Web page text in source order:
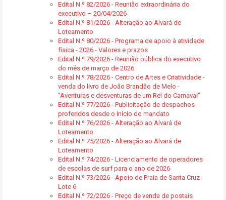
Edital N.º 82/2026 - Reunião extraordinária do
executivo – 20/04/2026
Edital N.º 81/2026 - Alteração ao Alvará de
Loteamento
Edital N.º 80/2026 - Programa de apoio à atividade
física - 2026 - Valores e prazos
Edital N.º 79/2026 - Reunião pública do executivo
do mês de março de 2026
Edital N.º 78/2026 - Centro de Artes e Criatividade -
venda do livro de João Brandão de Melo -
"Aventuras e desventuras de um Rei do Carnaval"
Edital N.º 77/2026 - Publicitação de despachos
proferidos desde o início do mandato
Edital N.º 76/2026 - Alteração ao Alvará de
Loteamento
Edital N.º 75/2026 - Alteração ao Alvará de
Loteamento
Edital N.º 74/2026 - Licenciamento de operadores
de escolas de surf para o ano de 2026
Edital N.º 73/2026 - Apoio de Praia de Santa Cruz -
Lote 6
Edital N.º 72/2026 - Preço de venda de postais